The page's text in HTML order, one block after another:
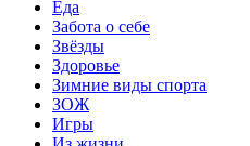
Еда
Забота о себе
Звёзды
Здоровье
Зимние виды спорта
ЗОЖ
Игры